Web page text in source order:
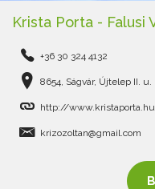
Krista Porta - Falusi
+36 30 324 4132
8654, Ságvár, Újtelep II. u.
http://
krizozoltan@gmail.com